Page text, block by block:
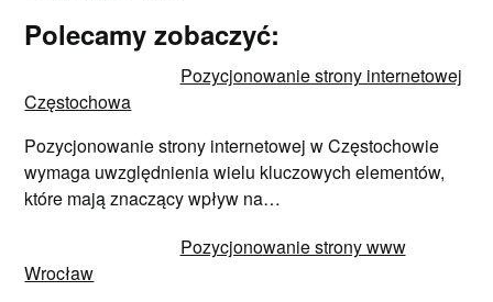
Polecamy zobaczyć:
Pozycjonowanie strony internetowej
Częstochowa
Pozycjonowanie strony internetowej w Częstochowie
wymaga uwzględnienia wielu kluczowych elementów,
które mają znaczący wpływ na…
Pozycjonowanie strony www
Wrocław